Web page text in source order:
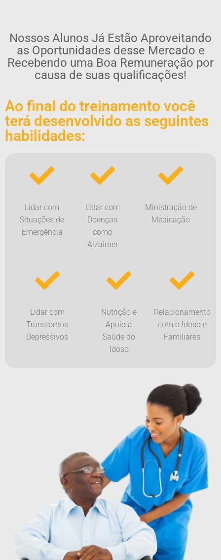
Nossos Alunos Já Estão Aproveitando
as Oportunidades desse Mercado e
Recebendo uma Boa Remuneração por
causa de suas qualificações!
Ao final do treinamento você
terá desenvolvido as seguintes
habilidades:
Lidar com
Situações de
Emergência
Lidar com
Doenças
como
Alzaimer
Ministração de
Médicação
Lidar com
Transtornos
Depressivos
Nutrição e
Apoio a
Saúde do
Idoso
Relacionamento
com o Idoso e
Familiares